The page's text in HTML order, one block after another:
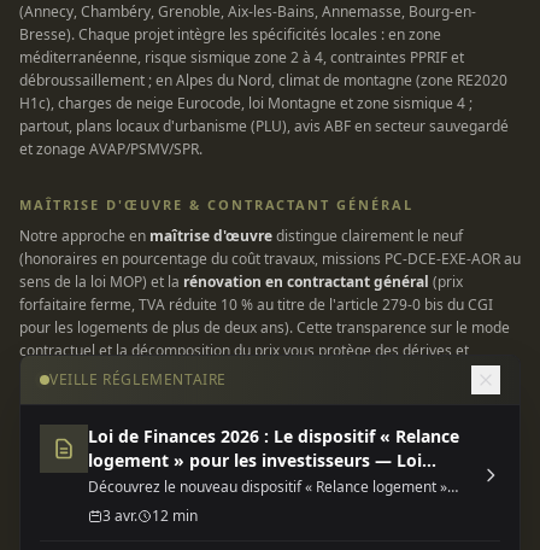
(Annecy, Chambéry, Grenoble, Aix-les-Bains, Annemasse, Bourg-en-
Bresse). Chaque projet intègre les spécificités locales : en zone
méditerranéenne, risque sismique zone 2 à 4, contraintes PPRIF et
débroussaillement ; en Alpes du Nord, climat de montagne (zone RE2020
H1c), charges de neige Eurocode, loi Montagne et zone sismique 4 ;
partout, plans locaux d'urbanisme (PLU), avis ABF en secteur sauvegardé
et zonage AVAP/PSMV/SPR.
MAÎTRISE D'ŒUVRE & CONTRACTANT GÉNÉRAL
Notre approche en maîtrise d'œuvredistingue clairement le neuf
(honoraires en pourcentage du coût travaux, missions PC-DCE-EXE-AOR au
sens de la loi MOP) et la rénovation en contractant général (prix
forfaitaire ferme, TVA réduite 10 % au titre de l'article 279-0 bis du CGI
pour les logements de plus de deux ans). Cette transparence sur le mode
contractuel et la décomposition du prix vous protège des dérives et
garantit une enveloppe maîtrisée. Tous nos chantiers sont couverts par
INFORMATIONS LÉGALES
SIRET 935 185 785 00018 — TVA intracommunautaire FR 80 935 185 785
— Siège social 229 rue Saint-Honoré, 75001 Paris — Contact
VEILLE RÉGLEMENTAIRE
Loi de Finances 2026 : Le dispositif « Relance
logement » pour les investisseurs — Loi
finances 2026 dispositif relance
Découvrez le nouveau dispositif « Relance logement »
(Jeanbrun) de la Loi de Finances 2026, une opportunité
fiscale majeure pour l'investissement locatif neuf ou
3 avr. 12 min